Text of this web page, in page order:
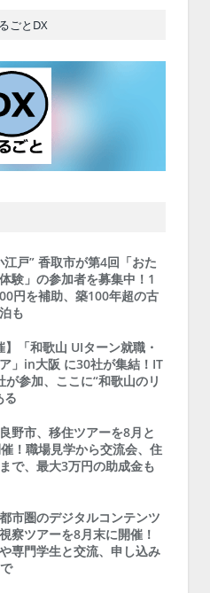
ごとDX
江戸” 香取市が第4回「おた
験」の参加者を募集中！1
円を補助、築100年超の古
も
】「和歌山 UIターン就職・
」in大阪 に30社が集結！IT
が参加、ここに“和歌山のリ
る
野市、移住ツアーを8月と
！職場見学から交流会、住
で、最大3万円の助成金も
市圏のデジタルコンテンツ
察ツアーを8月末に開催！
専門学生と交流、申し込み